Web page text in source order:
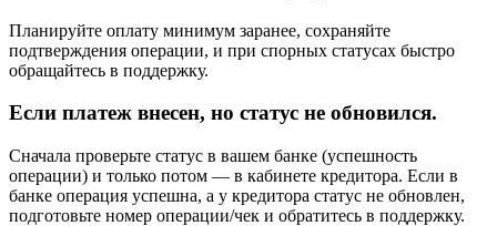
Планируйте оплату минимум заранее, сохраняйте
подтверждения операции, и при спорных статусах быстро
обращайтесь в поддержку.
Если платеж внесен, но статус не обновился.
Сначала проверьте статус в вашем банке (успешность
операции) и только потом — в кабинете кредитора. Если в
банке операция успешна, а у кредитора статус не обновлен,
подготовьте номер операции/чек и обратитесь в поддержку.